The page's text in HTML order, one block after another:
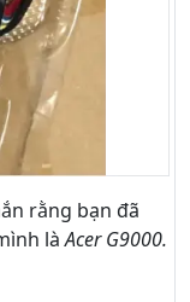
rằng bạn đã
làAcer G9000.